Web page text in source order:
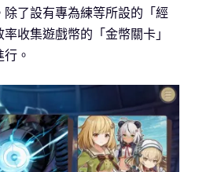
了設有專為練等所設的「經
收集遊戲幣的「金幣關卡」
。